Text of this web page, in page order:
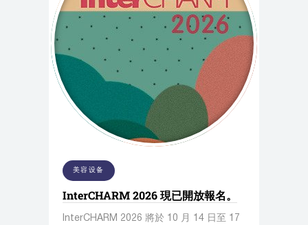
美容设备
InterCHARM 2026 現已開放報名。
InterCHARM 2026 將於 10 月 14 日至 17